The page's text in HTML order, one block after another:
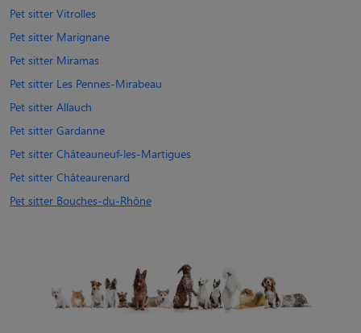
Pet sitter Vitrolles
Pet sitter Marignane
Pet sitter Miramas
Pet sitter Les Pennes-Mirabeau
Pet sitter Allauch
Pet sitter Gardanne
Pet sitter Châteauneuf-les-Martigues
Pet sitter Châteaurenard
Pet sitter Bouches-du-Rhône